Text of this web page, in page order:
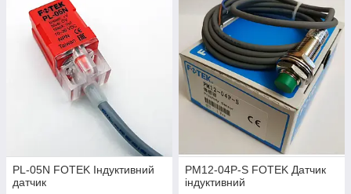
PL-05N FOTEK Індуктивний
датчик
PM12-04P-S FOTEK Датчик
індуктивний